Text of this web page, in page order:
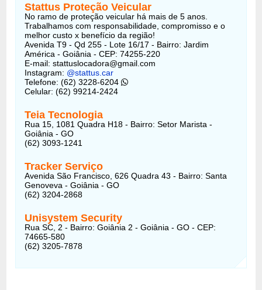
Stattus Proteção Veicular
No ramo de proteção veicular há mais de 5 anos.
Trabalhamos com responsabilidade, compromisso e o
melhor custo x benefício da região!
Avenida T9 - Qd 255 - Lote 16/17 - Bairro: Jardim
América - Goiânia - CEP: 74255-220
E-mail:stattuslocadora@gmail.com
Instagram: @stattus.car
Telefone: (62) 3228-6204
Celular: (62) 99214-2424
Teia Tecnologia
Rua 15, 1081 Quadra H18 - Bairro: Setor Marista -
Goiânia - GO
(62) 3093-1241
Tracker Serviço
Avenida São Francisco, 626 Quadra 43 - Bairro: Santa
Genoveva - Goiânia - GO
(62) 3204-2868
Unisystem Security
Rua SC, 2 - Bairro: Goiânia 2 - Goiânia - GO - CEP:
74665-580
(62) 3205-7878